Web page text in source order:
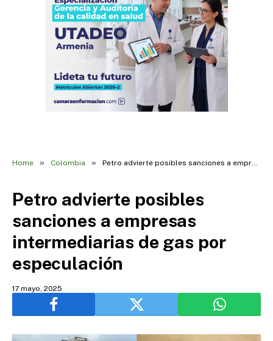
Home » Colombia » Petro advierte posibles sanciones a empresas intermediarias de gas por especulación
Petro advierte posibles
sanciones a empresas
intermediarias de gas por
especulación
17 mayo, 2025